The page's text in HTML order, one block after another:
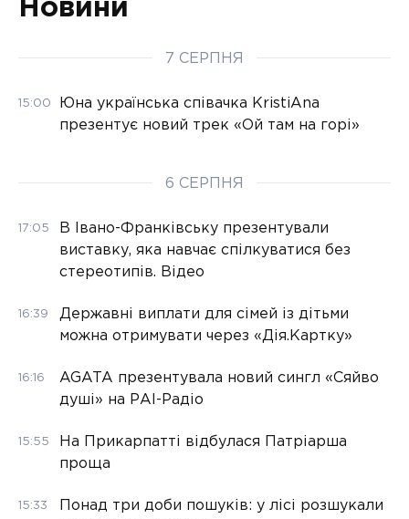
Новини
7 СЕРПНЯ
15:00
Юна українська співачка KristiAna
презентує новий трек «Ой там на горі»
6 СЕРПНЯ
17:05
В Івано-Франківську презентували
виставку, яка навчає спілкуватися без
стереотипів. Відео
16:39
Державні виплати для сімей із дітьми
можна отримувати через «Дія.Картку»
16:16
AGATA презентувала новий сингл «Сяйво
душі» на РАІ-Радіо
15:55
На Прикарпатті відбулася Патріарша
проща
15:33
Понад три доби пошуків: у лісі розшукали